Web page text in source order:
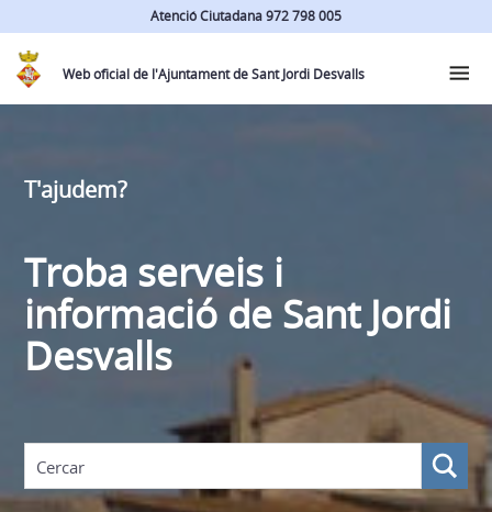
Atenció Ciutadana 972 798 005
Web oficial de l'Ajuntament de Sant Jordi Desvalls
T'ajudem?
Troba serveis i
informació de Sant Jordi
Desvalls